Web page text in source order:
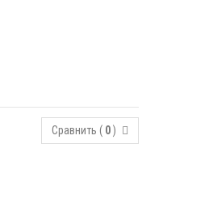
Сравнить ( 0)